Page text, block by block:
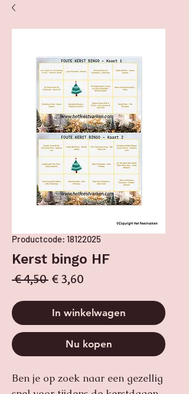
Productcode: 18122025
Kerst bingo HF
€ 4,50 Normale prijs
€ 3,60Verkoopprijs
In winkelwagen
Nu kopen
Ben je op zoek naar een gezellig